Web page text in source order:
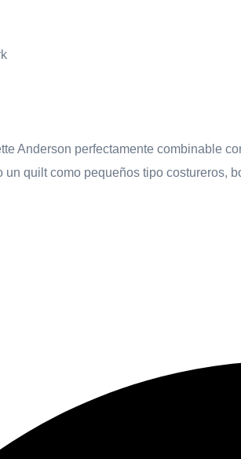
Anderson perfectamente combinable
un quilt como pequeños tipo costureros,